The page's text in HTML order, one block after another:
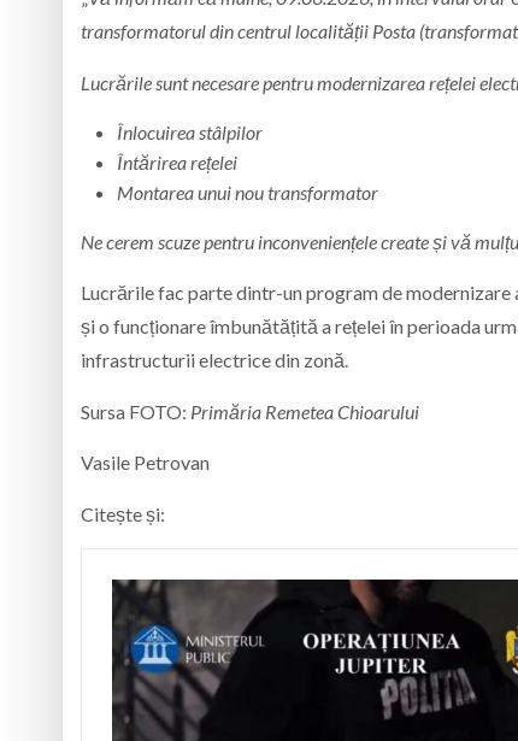
transformatorul din centrul localității Posta
Lucrările sunt necesare pentru modernizarea rețelei
Înlocuirea stâlpilor
Întărirea rețelei
Montarea unui nou transformator
Ne cerem scuze pentru inconveniențele create și vă
Lucrările fac parte dintr-un program de
și o funcționare îmbunătățită a rețelei în perioada
infrastructurii electrice din zonă.
Sursa FOTO: Primăria Remetea Chioarului
Vasile Petrovan
Citește și: